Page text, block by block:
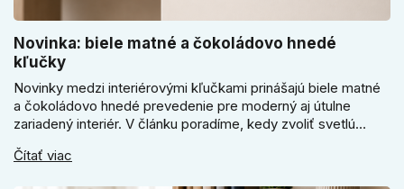
Novinka: biele matné a čokoládovo hnedé
kľučky
Novinky medzi interiérovými kľučkami prinášajú biele matné
a čokoládovo hnedé prevedenie pre moderný aj útulne
zariadený interiér. V článku poradíme, kedy zvoliť svetlú
ako vyberať medzi okrúhlym a štvorcovým štítom. Nové
Čítať viac